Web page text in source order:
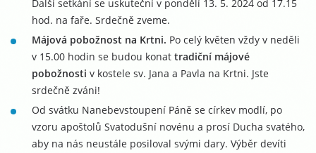
Další setkání se uskuteční v pondělí 13. 5. 2024 od 17.15
hod. na faře. Srdečně zveme.
Májová pobožnost na Krtni. Po celý květen vždy v neděli
v 15.00 hodin se budou konat tradiční májové
pobožnosti v kostele sv. Jana a Pavla na Krtni. Jste
srdečně zváni!
Od svátku Nanebevstoupení Páně se církev modlí, po
vzoru apoštolů Svatodušní novénu a prosí Ducha svatého,
aby na nás neustále posiloval svými dary. Výběr devíti